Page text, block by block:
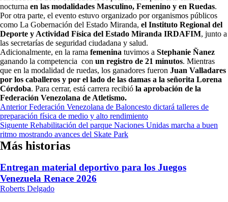
nocturna en las modalidades Masculino, Femenino y en Ruedas.
Por otra parte, el evento estuvo organizado por organismos públicos
como La Gobernación del Estado Miranda, el Instituto Regional del
Deporte y Actividad Física del Estado Miranda IRDAFIM, junto a
las secretarías de seguridad ciudadana y salud.
Adicionalmente, en la rama femenina tuvimos a Stephanie Ñanez
ganando la competencia con un registro de 21 minutos. Mientras
que en la modalidad de ruedas, los ganadores fueron Juan Valladares
por los caballeros y por el lado de las damas a la señorita Lorena
Córdoba. Para cerrar, está carrera recibió la aprobación de la
Federación Venezolana de Atletismo.
Navegación
de
entradas
AnteriorFederación Venezolana de Baloncesto dictará talleres de
preparación física de medio y alto rendimiento
Siguente Rehabilitación del parque Naciones Unidas marcha a buen
ritmo mostrando avances del Skate Park
Más historias
Entregan material deportivo para los Juegos
Venezuela Renace 2026
Roberts Delgado